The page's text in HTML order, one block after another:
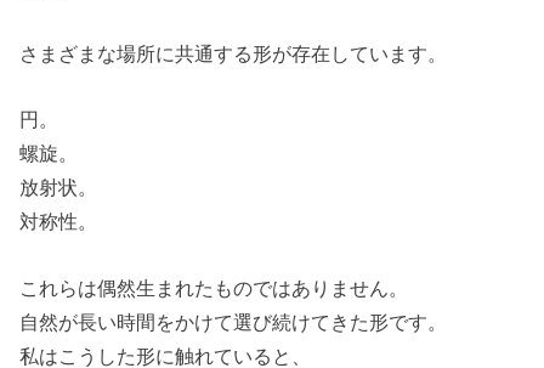
さまざまな場所に共通する形が存在しています。
円。
螺旋。
放射状。
対称性。
これらは偶然生まれたものではありません。
自然が長い時間をかけて選び続けてきた形です。
私はこうした形に触れていると、